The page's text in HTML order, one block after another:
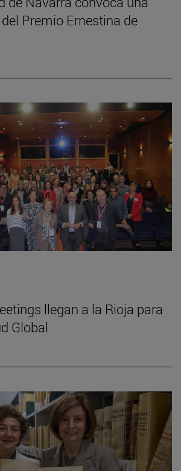
Premio Ernestina de
llegan a la Rioja para
Global